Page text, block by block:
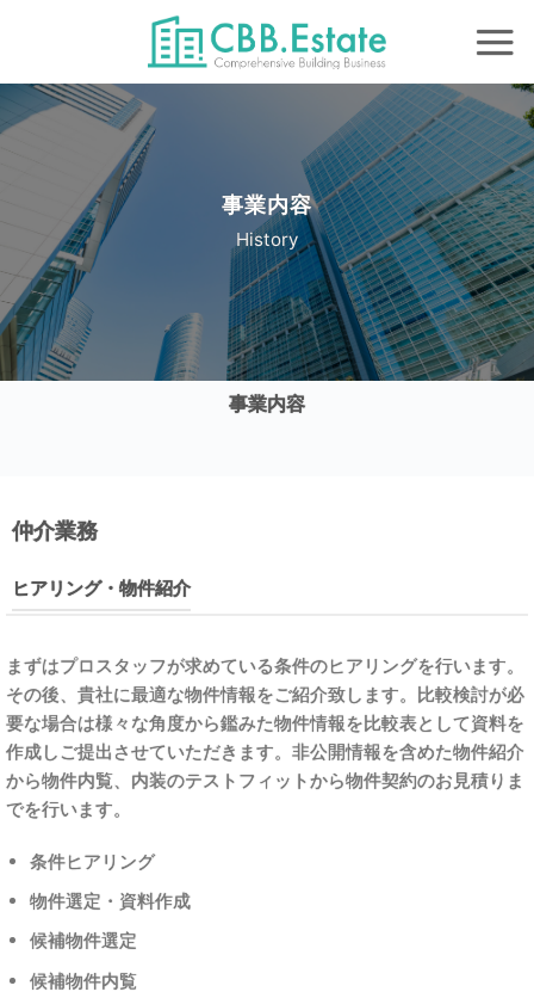
事業内容
History
事業内容
仲介業務
ヒアリング・物件紹介
まずはプロスタッフが求めている条件のヒアリングを行います。
その後、貴社に最適な物件情報をご紹介致します。比較検討が必
要な場合は様々な角度から鑑みた物件情報を比較表として資料を
作成しご提出させていただきます。非公開情報を含めた物件紹介
から物件内覧、内装のテストフィットから物件契約のお見積りま
でを行います。
条件ヒアリング
物件選定・資料作成
候補物件選定
候補物件内覧